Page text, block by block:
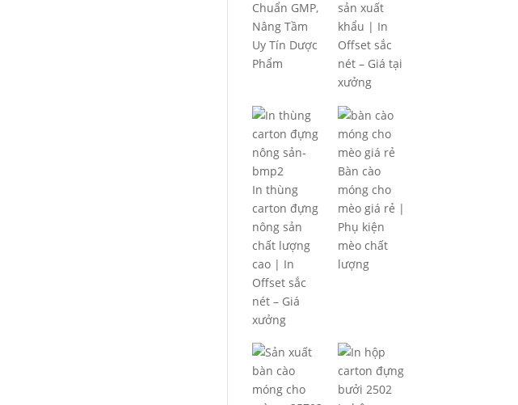
Chuẩn GMP,
Nâng Tầm
Uy Tín Dược
Phẩm
sản xuất
khẩu | In
Offset sắc
nét – Giá tại
xưởng
In thùng
carton đựng
nông sản
chất lượng
cao | In
Offset sắc
nét – Giá
xưởng
Bàn cào
móng cho
mèo giá rẻ |
Phụ kiện
mèo chất
lượng